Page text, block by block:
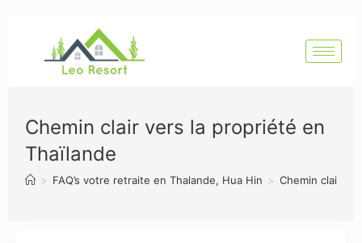
Chemin clair vers la propriété en
Thaïlande
> FAQ’s votre retraite en Thalande, Hua Hin > Chemin clair